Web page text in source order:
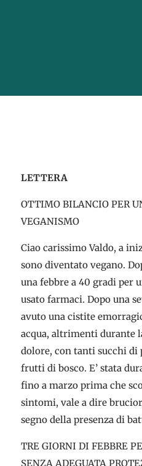
LETTERA
OTTIMO BILANCIO PER
VEGANISMO
Ciao carissimo Valdo, a
sono diventato vegano.
una febbre a 40 gradi per
usato farmaci. Dopo una
avuto una cistite
acqua, altrimenti durante
dolore, con tanti succhi di
frutti di bosco. E’ stata
fino a marzo prima che
sintomi, vale a dire
segno della presenza di
TRE GIORNI DI FEBBRE
SENZA ADEGUATA